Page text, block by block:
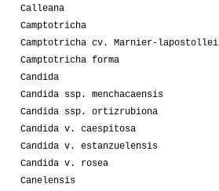
Calleana
Camptotricha
Camptotricha cv. Marnier-lapostollei
Camptotricha forma
Candida
Candida ssp. menchacaensis
Candida ssp. ortizrubiona
Candida v. caespitosa
Candida v. estanzuelensis
Candida v. rosea
Canelensis